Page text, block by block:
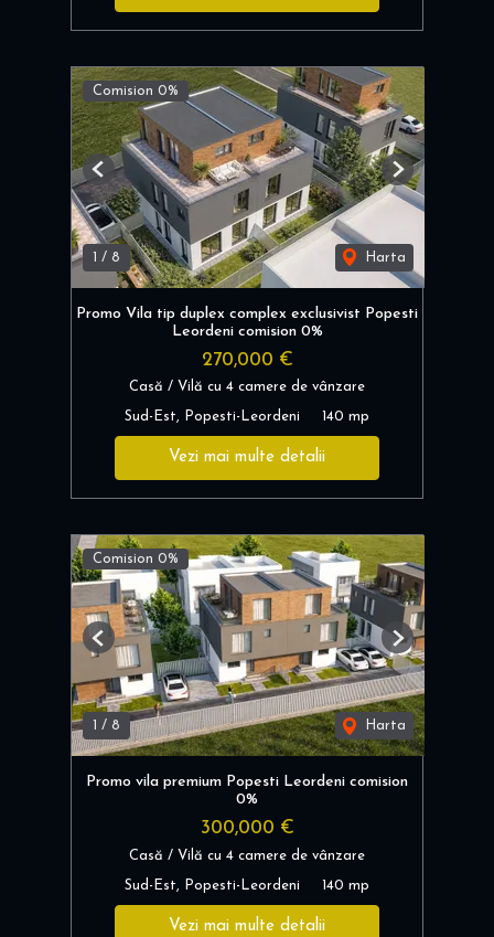
Comision 0%
1 / 8 Harta
Previous Next
Promo Vila tip duplex complex exclusivist Popesti
Leordeni comision 0%
270,000 €
Casă / Vilă cu 4 camere de vânzare
Sud-Est, Popesti-Leordeni 140 mp
Vezi mai multe detalii
Comision 0%
/ 8 Harta
Previous Next
Promo vila premium Popesti Leordeni comision
0%
300,000 €
Casă / Vilă cu 4 camere de vânzare
Sud-Est, Popesti-Leordeni 140 mp
Vezi mai multe detalii